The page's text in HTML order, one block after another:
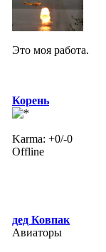
Это моя работа.
Корень
Karma: +0/-0
Offline
дед Ковпак
Авиаторы